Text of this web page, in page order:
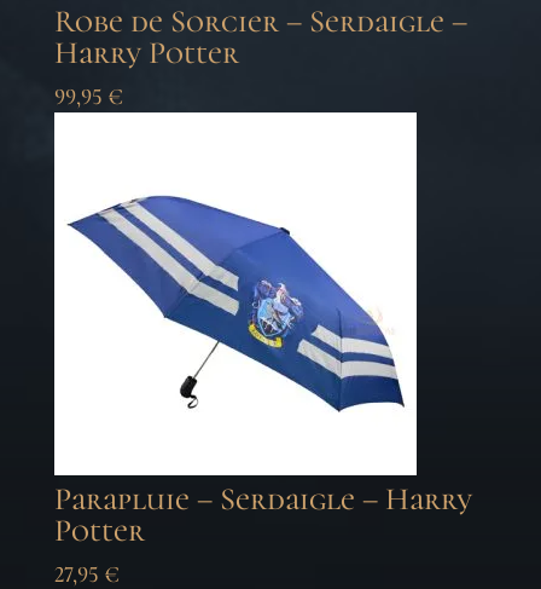
Robe de Sorcier – Serdaigle –
Harry Potter
99,95 €
Parapluie – Serdaigle – Harry
Potter
27,95 €